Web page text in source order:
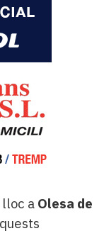
a Olesa de